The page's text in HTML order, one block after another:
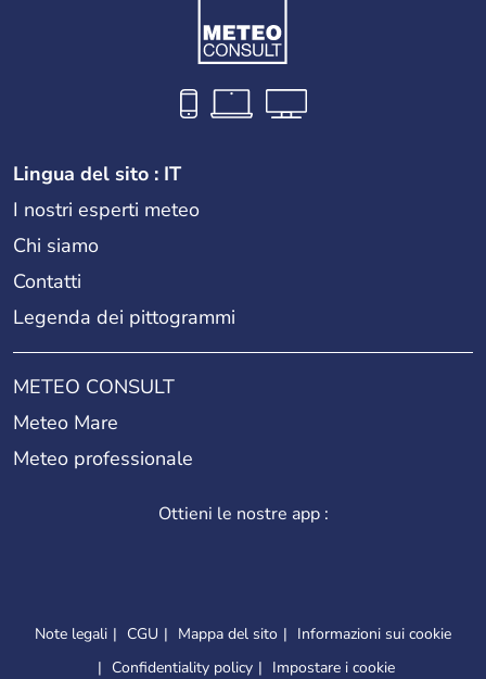
Lingua del sito : IT
I nostri esperti meteo
Chi siamo
Contatti
Legenda dei pittogrammi
METEO CONSULT
Meteo Mare
Meteo professionale
Ottieni le nostre app :
Note legali CGU Mappa del sito
Informazioni sui cookie
Confidentiality policy
Impostare i cookie